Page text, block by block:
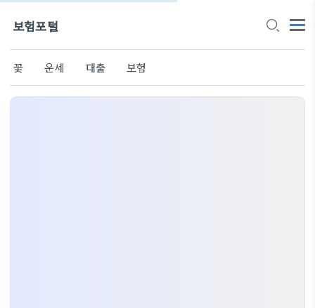
보험포털
꽃 운세 대출 보험